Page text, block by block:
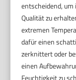
entscheidend, um
Qualität zu
extremen
dafür einen
zerknittert oder
einen
Feuchtigkeit zu